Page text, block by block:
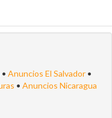
• Anuncios El Salvador •
• Anuncios Nicaragua